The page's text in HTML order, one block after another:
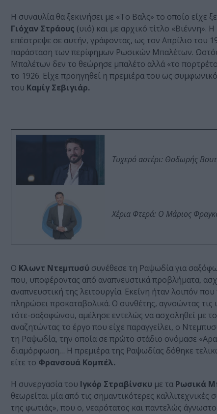
Η συναυλία θα ξεκινήσει με «Το Βαλς» το οποίο είχε
Γιόχαν Στράους (υιό) και με αρχικό τίτλο «Βιέννη».
επέστρεψε σε αυτήν, γράφοντας, ως τον Απρίλιο του
παράσταση των περίφημων Ρωσικών Μπαλέτων.
Μπαλέτων δεν το θεώρησε μπαλέτο αλλά «το
το 1926. Είχε προηγηθεί η πρεμιέρα του ως
του Καμίγ Σεβιγιάρ.
Τυχερό αστέρι: Θοδωρής
Χέρια Φτερά: Ο Μάριος
Ο Κλωντ Ντεμπυσύ συνέθεσε τη Ραψωδία για
που, υποφέροντας από αναπνευστικά προβλήματα,
αναπνευστική της λειτουργία. Εκείνη ήταν λοιπόν
πληρώσει προκαταβολικά. Ο συνθέτης, αγνοώντας τις
τότε-σαξοφώνου, αμέλησε εντελώς να ασχοληθεί με
αναζητώντας το έργο που είχε παραγγείλει, ο
τη Ραψωδία, την οποία σε πρώτο στάδιο ονόμασε
διαμόρφωση… Η πρεμιέρα της Ραψωδίας δόθηκε
είτε το Φρανσουά Κομπέλ.
Η συνεργασία του Ιγκόρ Στραβίνσκυ με τα Ρωσικά
θεωρείται μία από τις σημαντικότερες
της φωτιάς», που ο, νεαρότατος και παντελώς